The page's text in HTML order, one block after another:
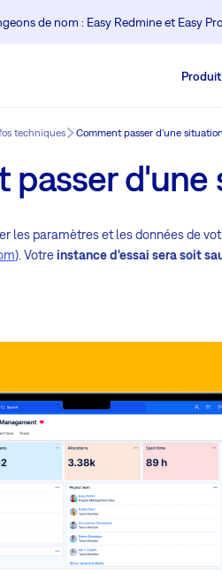
de nom : Easy Redmine et Easy
Produit
techniques Comment passer d'une
passer d'une
les paramètres et les données de
). Votreinstance d'essai sera soit